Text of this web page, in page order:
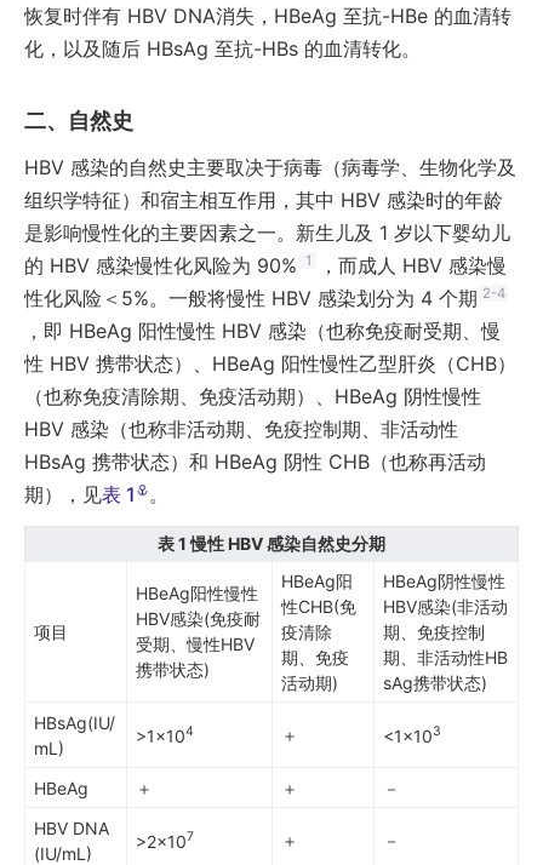
恢复时伴有 HBV DNA消失，HBeAg 至抗-HBe 的血清转
化，以及随后 HBsAg 至抗-HBs 的血清转化。
自然史
HBV 感染的自然史主要取决于病毒（病毒学、生物化学及
组织学特征）和宿主相互作用，其中 HBV 感染时的年龄
是影响慢性化的主要因素之一。新生儿及 1 岁以下婴幼儿
的 HBV 感染慢性化风险为 90% 1
，而成人 HBV 感染慢
性化风险＜5%。一般将慢性 HBV 感染划分为 4 个期 2-4
，即 HBeAg 阳性慢性 HBV 感染（也称免疫耐受期、慢
性 HBV 携带状态）、HBeAg 阳性慢性乙型肝炎（CHB）
（也称免疫清除期、免疫活动期）、HBeAg 阴性慢性
HBV 感染（也称非活动期、免疫控制期、非活动性
HBsAg 携带状态）和 HBeAg 阴性 CHB（也称再活动
期），见表 1 。
表 1慢性 HBV 感染自然史分期
项目
HBeAg阳性慢性
HBV感染(免疫耐
受期、慢性HBV
携带状态)
HBeAg阳
性CHB(免
疫清除
期、免疫
活动期)
HBeAg阴性慢性
HBV感染(非活动
期、免疫控制
期、非活动性HB
sAg携带状态)
HBsAg(IU/
mL)
>1×104 ＋ <1×103
HBeAg ＋ ＋ －
HBV DNA
(IU/mL)
>2×107 ＋ －